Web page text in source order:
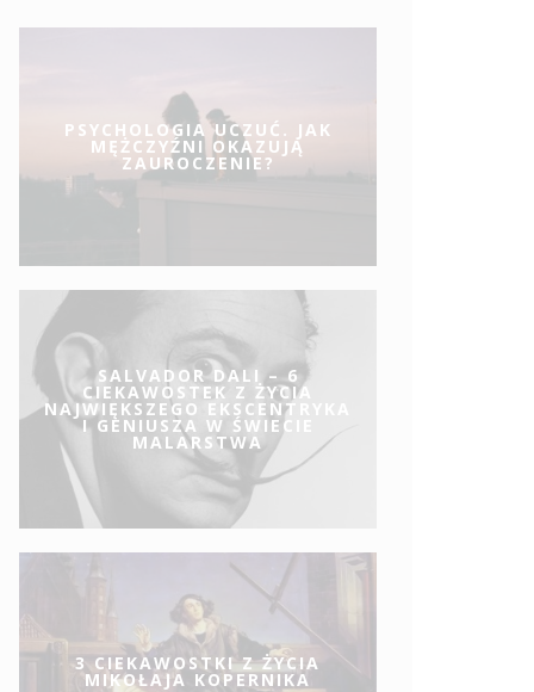
PSYCHOLOGIA UCZUĆ. JAK
MĘŻCZYŹNI OKAZUJĄ
ZAUROCZENIE?
SALVADOR DALI – 6
CIEKAWOSTEK Z ŻYCIA
NAJWIĘKSZEGO EKSCENTRYKA
I GENIUSZA W ŚWIECIE
MALARSTWA
3 CIEKAWOSTKI Z ŻYCIA
MIKOŁAJA KOPERNIKA